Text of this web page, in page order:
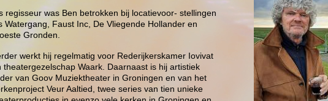
regisseur was Ben betrokken bij locatievoor- stellingen
Watergang, Faust Inc, De Vliegende Hollander en
Gronden.
werkt hij regelmatig voor Rederijkerskamer Iovivat
theatergezelschap Waark. Daarnaast is hij artistiek
van Goov Muziektheater in Groningen en van het
Veur Aaltied, twee series van tien unieke